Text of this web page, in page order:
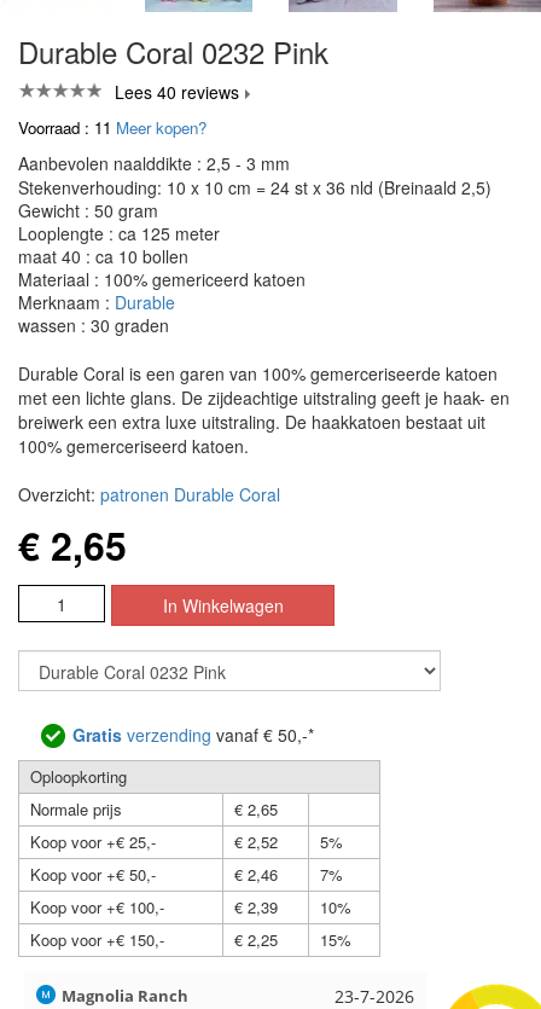
Durable Coral 0232 Pink
Lees 40 reviews
Voorraad : 11 Meer kopen?
Aanbevolen naalddikte : 2,5 - 3 mm
Stekenverhouding: 10 x 10 cm = 24 st x 36 nld (Breinaald 2,5)
Gewicht : 50 gram
Looplengte : ca 125 meter
maat 40 : ca 10 bollen
Materiaal : 100% gemericeerd katoen
Merknaam : Durable
wassen : 30 graden
Durable Coral is een garen van 100% gemerceriseerde katoen
met een lichte glans. De zijdeachtige uitstraling geeft je haak- en
breiwerk een extra luxe uitstraling. De haakkatoen bestaat uit
100% gemerceriseerd katoen.
Overzicht: patronen Durable Coral
€ 2,65
Gratis verzending vanaf € 50,-*
Oploopkorting
Normale prijs
€ 2,65
Koop voor +€ 25,-
€ 2,52
5%
Koop voor +€ 50,-
€ 2,46
7%
Koop voor +€ 100,-
€ 2,39
10%
Koop voor +€ 150,-
€ 2,25 15%
17-7-2026
Hilde uit Loyers Loes uit